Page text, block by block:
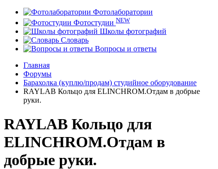
Фотолаборатории
Фотостудии NEW
Школы фотографий
Словарь
Вопросы и ответы
Главная
Форумы
Барахолка (куплю/продам) студийное оборудование
RAYLAB Кольцо для ELINCHROM.Отдам в добрые
руки.
RAYLAB Кольцо для
ELINCHROM.Отдам в
добрые руки.